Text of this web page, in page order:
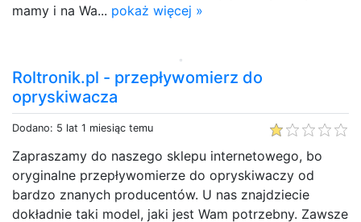
mamy i na Wa... pokaż więcej »
Roltronik.pl - przepływomierz do
opryskiwacza
Dodano: 5 lat 1 miesiąc temu
Zapraszamy do naszego sklepu internetowego, bo
oryginalne przepływomierze do opryskiwaczy od
bardzo znanych producentów. U nas znajdziecie
dokładnie taki model, jaki jest Wam potrzebny. Zawsze